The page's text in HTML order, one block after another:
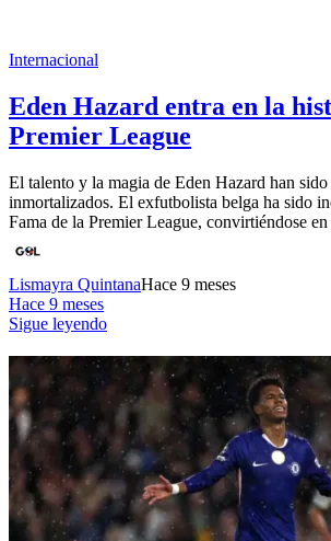
Internacional
Eden Hazard entra en la
Premier League
El talento y la magia de Eden Hazard han
inmortalizados. El exfutbolista belga ha sido
Fama de la Premier League, convirtiéndose en
Lismayra QuintanaHace 9 meses
Hace 9 meses
Sigue leyendo